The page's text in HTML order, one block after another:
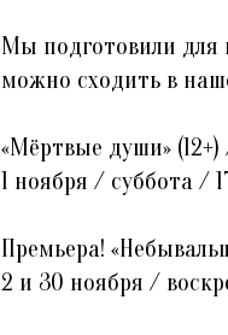
Мы подготовили для
можно сходить в
«Мёртвые души»
1 ноября / суббота /
Премьера!
2 и 30 ноября /